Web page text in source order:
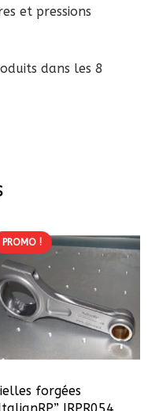
et pressions
dans les 8
PROMO !
forgées